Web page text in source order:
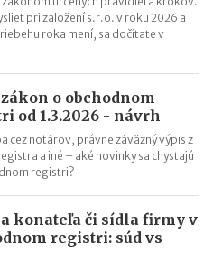
pri založení s.r.o. v roku 2026 a
roka mení, sa dočítate v
o obchodnom
od 1.3.2026 - návrh
cez notárov, právne záväzný výpis z
a iné – aké novinky sa chystajú
registri?
konateľa či sídla firmy v
registri: súd vs